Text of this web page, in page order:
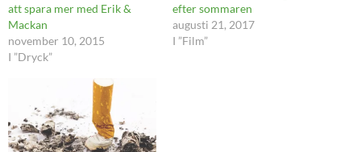
att spara mer med Erik &
Mackan
november 10, 2015
I ”Dryck”
efter sommaren
augusti 21, 2017
I ”Film”